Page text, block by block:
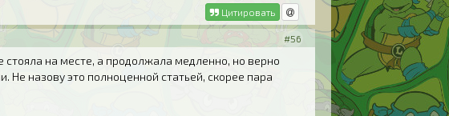
Цитировать
#56
стояла на месте, а продолжала медленно, но верно
Не назову это полноценной статьей, скорее пара